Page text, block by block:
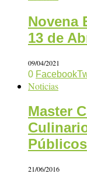
Novena
13 de
09/04/2021
0 Facebook
Noticias
Master
Públicos
21/06/2016